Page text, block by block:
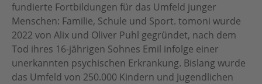
fundierte Fortbildungen für das Umfeld junger
Menschen: Familie, Schule und Sport. tomoni wurde
2022 von Alix und Oliver Puhl gegründet, nach dem
Tod ihres 16-jährigen Sohnes Emil infolge einer
unerkannten psychischen Erkrankung. Bislang wurde
das Umfeld von 250.000 Kindern und Jugendlichen